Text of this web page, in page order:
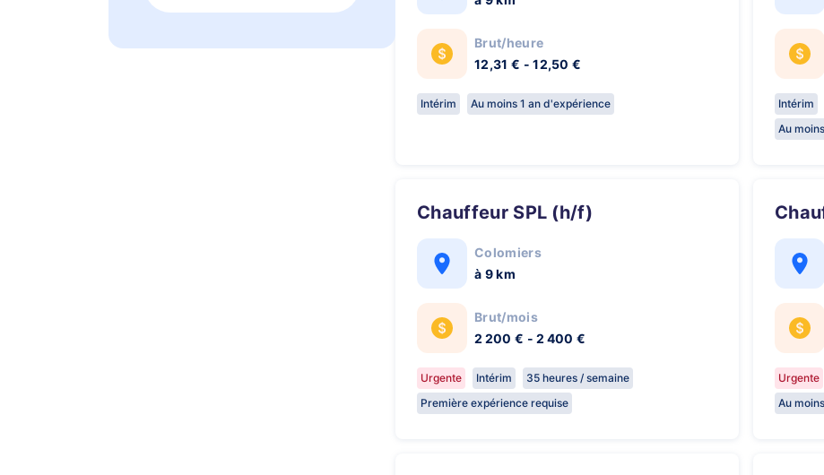
Brut/heure
12,31 € - 12,50 €
Intérim Au moins 1 an d'expérience Intérim
Au
Chauffeur SPL (h/f)
Colomiers
à 9 km
Brut/mois
2 200 € - 2 400 €
Urgente Intérim
35 heures / semaine
Première expérience requise
Urgente
Au